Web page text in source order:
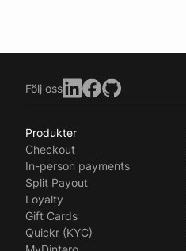
Följ oss
Produkter
Checkout
In-person payments
Split Payout
Loyalty
Gift Cards
Quickr (KYC)